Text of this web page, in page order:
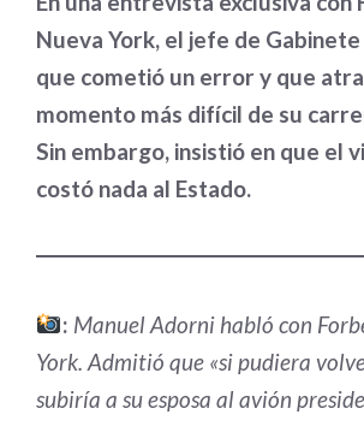
Nueva York, el jefe de
que cometió un error y que
momento más difícil de su
Sin embargo, insistió en que el
costó nada al Estado.
: Manuel Adorni habló con
York. Admitió que «si pudiera
subiría a su esposa al avión